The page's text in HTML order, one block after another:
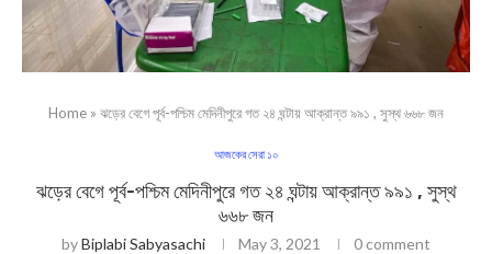
Home » ঝড়ের বেগে পূর্ব-পশ্চিম মেদিনীপুরে গত ২৪ ঘন্টায় আক্রান্ত ৯৯১ , সুস্থ ৬৬৮ জন
আজকের সেরা ১০
ঝড়ের বেগে পূর্ব-পশ্চিম মেদিনীপুরে গত ২৪ ঘন্টায় আক্রান্ত ৯৯১ , সুস্থ
৬৬৮ জন
byBiplabi Sabyasachi May 3, 2021 0 comment